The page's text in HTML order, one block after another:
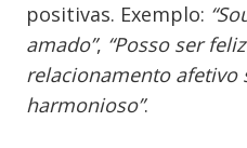
positivas. Exemplo:
amado”, “Posso ser
relacionamento afetivo
harmonioso”.